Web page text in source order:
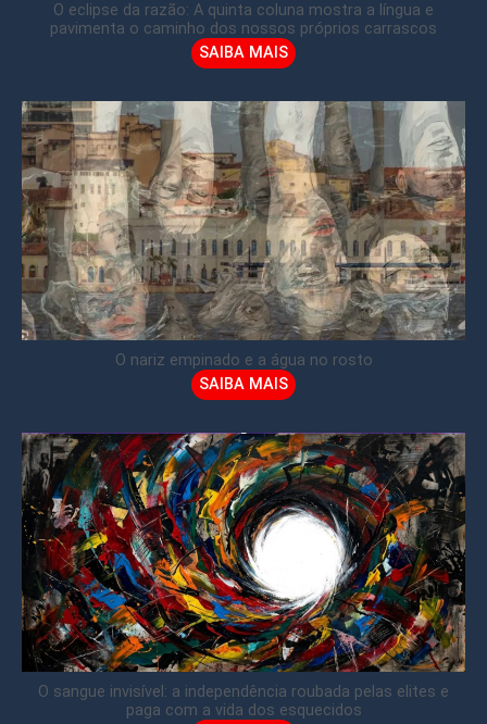
O eclipse da razão: A quinta coluna mostra a língua e
pavimenta o caminho dos nossos próprios carrascos
SAIBA MAIS
O nariz empinado e a água no rosto
SAIBA MAIS
O sangue invisível: a independência roubada pelas elites e
paga com a vida dos esquecidos